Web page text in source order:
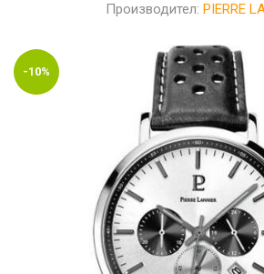
Производител: PIERRE
-10%